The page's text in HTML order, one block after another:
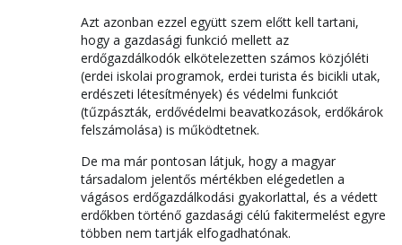
Azt azonban ezzel együtt szem előtt kell tartani,
hogy a gazdasági funkció mellett az
erdőgazdálkodók elkötelezetten számos közjóléti
(erdei iskolai programok, erdei turista és bicikli utak,
erdészeti létesítmények) és védelmi funkciót
(tűzpászták, erdővédelmi beavatkozások, erdőkárok
felszámolása) is működtetnek.
De ma már pontosan látjuk, hogy a magyar
társadalom jelentős mértékben elégedetlen a
vágásos erdőgazdálkodási gyakorlattal, és a védett
erdőkben történő gazdasági célú fakitermelést egyre
többen nem tartják elfogadhatónak.